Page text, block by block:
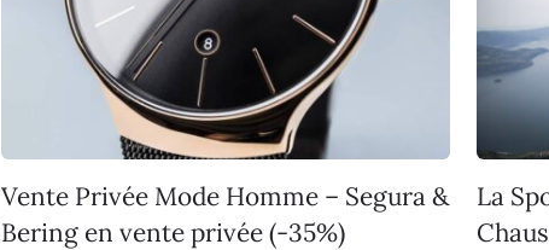
Vente Privée Mode Homme – Segura &
Bering en vente privée (-35%)
La